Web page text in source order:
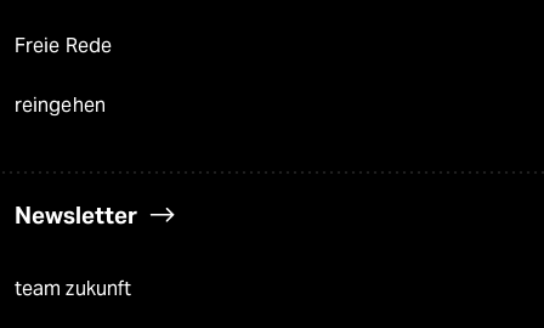
Freie Rede
reingehen
Newsletter
team zukunft